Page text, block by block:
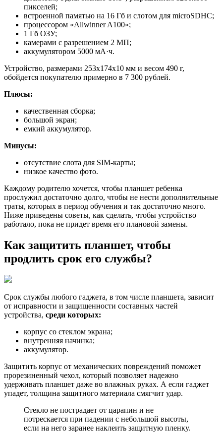
пикселей;
встроенной памятью на 16 Гб и слотом для microSDHC;
процессором «Allwinner A100»;
1 Гб ОЗУ;
камерами с разрешением 2 МП;
аккумулятором 5000 мА·ч.
Устройство, размерами 253х174х10 мм и весом 490 г,
обойдется покупателю примерно в 7 300 рублей.
Плюсы:
качественная сборка;
большой экран;
емкий аккумулятор.
Минусы:
отсутствие слота для SIM-карты;
низкое качество фото.
Каждому родителю хочется, чтобы планшет ребенка
прослужил достаточно долго, чтобы не нести дополнительные
траты, которых в период обучения и так достаточно много.
Ниже приведены советы, как сделать, чтобы устройство
работало, пока не придет время его плановой замены.
Как защитить планшет, чтобы
продлить срок его службы?
Срок службы любого гаджета, в том числе планшета, зависит
от исправности и защищенности составных частей
устройства, среди которых:
корпус со стеклом экрана;
внутренняя начинка;
аккумулятор.
Защитить корпус от механических повреждений поможет
прорезиненный чехол, который позволяет надежно
удерживать планшет даже во влажных руках. А если гаджет
упадет, толщина защитного материала смягчит удар.
Стекло не пострадает от царапин и не
потрескается при падении с небольшой высоты,
если на него заранее наклеить защитную пленку.